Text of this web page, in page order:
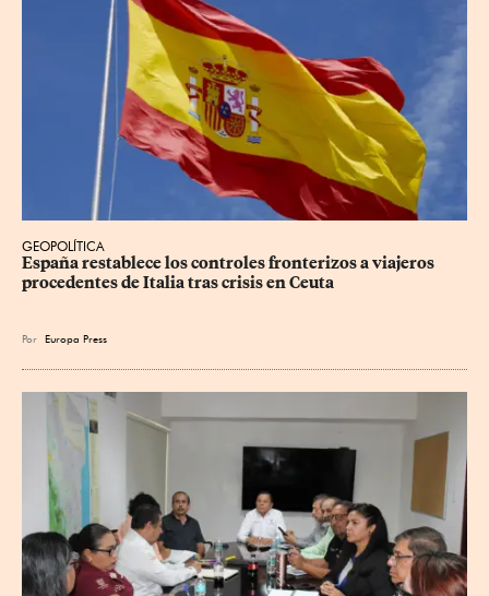
GEOPOLÍTICA
España restablece los controles fronterizos a viajeros
procedentes de Italia tras crisis en Ceuta
Por Europa Press